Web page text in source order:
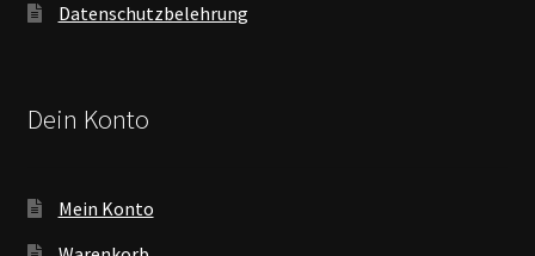
Datenschutzbelehrung
Dein Konto
Mein Konto